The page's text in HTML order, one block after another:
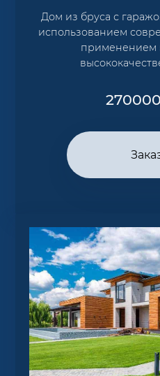
Дом из бруса с
использованием
применением